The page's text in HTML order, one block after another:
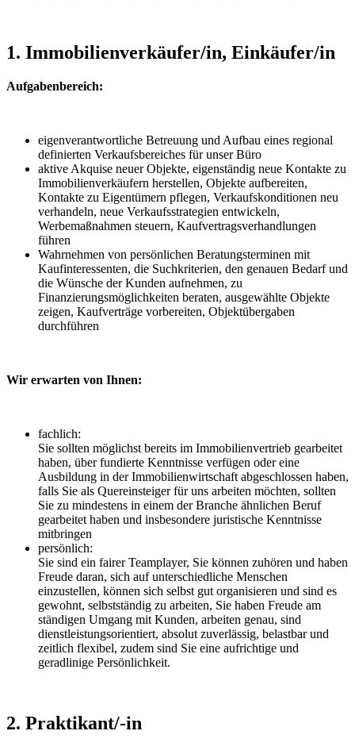
1. Immobilienverkäufer/in, Einkäufer/in
Aufgabenbereich:
eigenverantwortliche Betreuung und Aufbau eines regional
definierten Verkaufsbereiches für unser Büro
aktive Akquise neuer Objekte, eigenständig neue Kontakte zu
Immobilienverkäufern herstellen, Objekte aufbereiten,
Kontakte zu Eigentümern pflegen, Verkaufskonditionen neu
verhandeln, neue Verkaufsstrategien entwickeln,
Werbemaßnahmen steuern, Kaufvertragsverhandlungen
führen
Wahrnehmen von persönlichen Beratungsterminen mit
Kaufinteressenten, die Suchkriterien, den genauen Bedarf und
die Wünsche der Kunden aufnehmen, zu
Finanzierungsmöglichkeiten beraten, ausgewählte Objekte
zeigen, Kaufverträge vorbereiten, Objektübergaben
durchführen
Wir erwarten von Ihnen:
fachlich:
Sie sollten möglichst bereits im Immobilienvertrieb gearbeitet
haben, über fundierte Kenntnisse verfügen oder eine
Ausbildung in der Immobilienwirtschaft abgeschlossen haben,
falls Sie als Quereinsteiger für uns arbeiten möchten, sollten
Sie zu mindestens in einem der Branche ähnlichen Beruf
gearbeitet haben und insbesondere juristische Kenntnisse
mitbringen
persönlich:
Sie sind ein fairer Teamplayer, Sie können zuhören und haben
Freude daran, sich auf unterschiedliche Menschen
einzustellen, können sich selbst gut organisieren und sind es
gewohnt, selbstständig zu arbeiten, Sie haben Freude am
ständigen Umgang mit Kunden, arbeiten genau, sind
dienstleistungsorientiert, absolut zuverlässig, belastbar und
zeitlich flexibel, zudem sind Sie eine aufrichtige und
geradlinige Persönlichkeit.
2. Praktikant/-in